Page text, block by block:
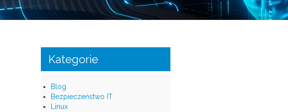
Kategorie
Blog
Bezpieczeństwo IT
Linux